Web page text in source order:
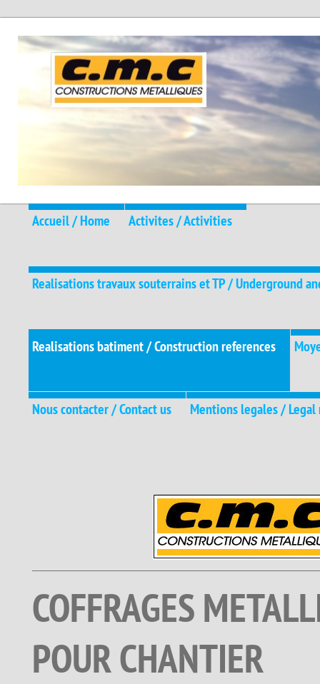
Accueil / Home Activites / Activities
Realisations travaux souterrains et TP / Underground
Realisations batiment / Construction references
Nous contacter / Contact us Mentions legales /
COFFRAGES
POUR CHANTIER